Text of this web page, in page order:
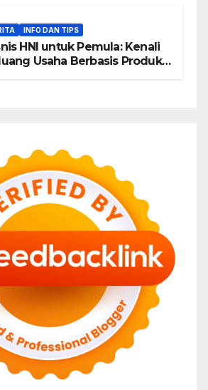
INFO DAN TIPS
HNI untuk Pemula: Kenali
Usaha Berbasis Produk,